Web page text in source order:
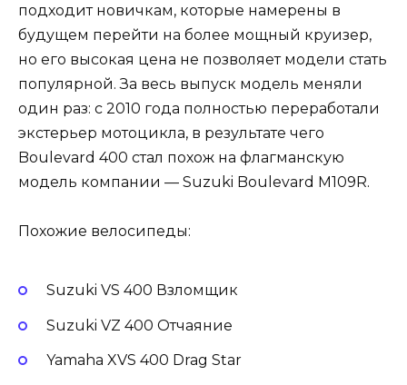
подходит новичкам, которые намерены в
будущем перейти на более мощный круизер,
но его высокая цена не позволяет модели стать
популярной. За весь выпуск модель меняли
один раз: с 2010 года полностью переработали
экстерьер мотоцикла, в результате чего
Boulevard 400 стал похож на флагманскую
модель компании — Suzuki Boulevard M109R.
Похожие велосипеды:
Suzuki VS 400 Взломщик
Suzuki VZ 400 Отчаяние
Yamaha XVS 400 Drag Star